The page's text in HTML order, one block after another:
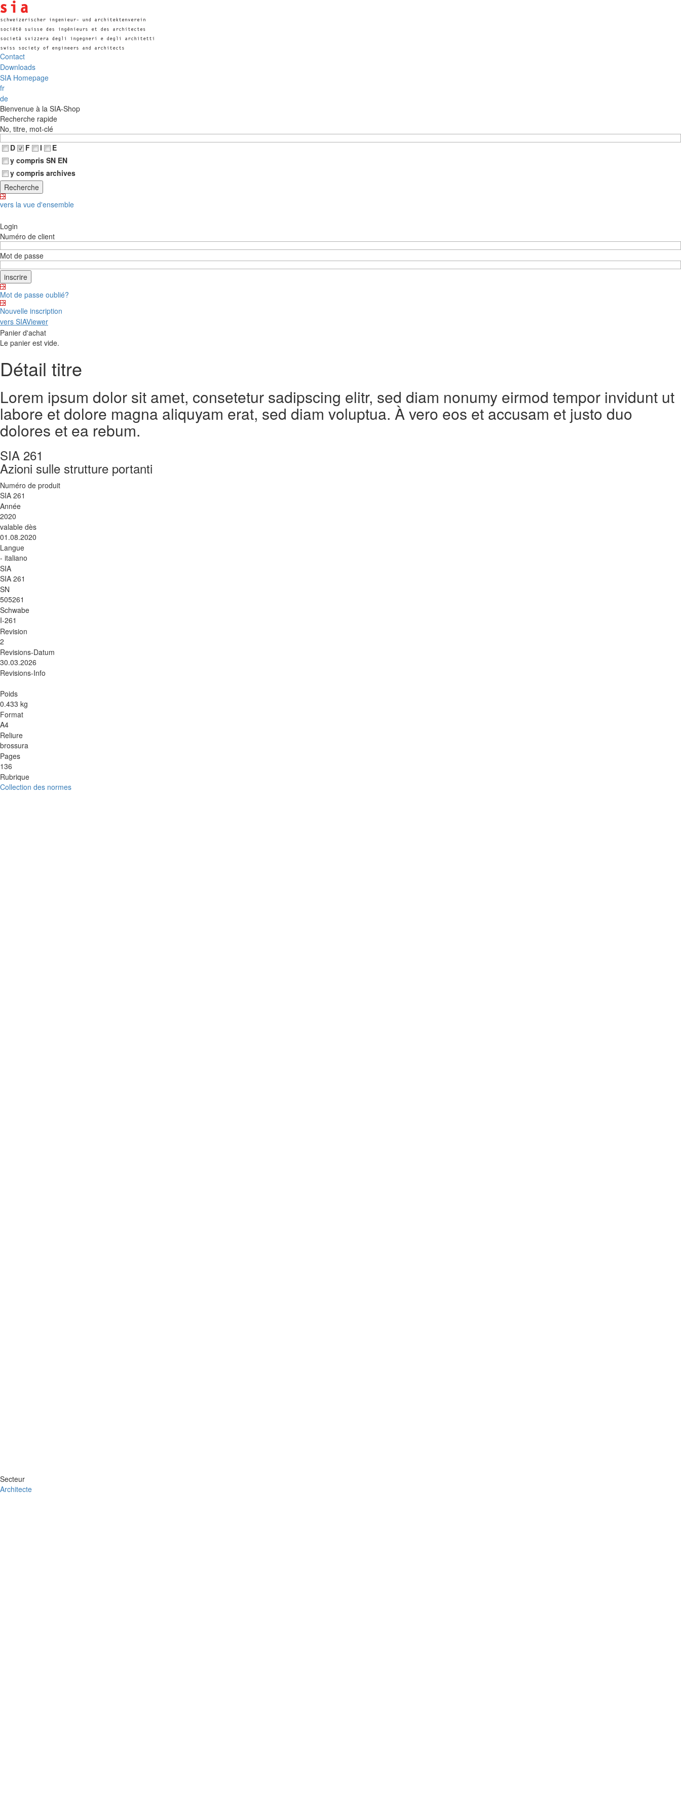
Contact
Downloads
SIA Homepage
fr
de
Bienvenue à la SIA-Shop
Recherche rapide
No, titre, mot-clé
D
F I
E
y compris SN EN
y compris archives
vers la vue d'ensemble
Login
Numéro de client
Mot de passe
Mot de passe oublié?
Nouvelle inscription
vers SIAViewer
Panier d'achat
Le panier est vide.
Détail titre
Lorem ipsum dolor sit amet, consetetur sadipscing elitr, sed diam nonumy eirmod tempor invidunt ut
labore et dolore magna aliquyam erat, sed diam voluptua. À vero eos et accusam et justo duo
dolores et ea rebum.
SIA 261
Azioni sulle strutture portanti
Numéro de produit
SIA 261
Année
2020
valable dès
01.08.2020
Langue
- italiano
SIA
SIA 261
SN
505261
Schwabe
I-261
Revision
2
Revisions-Datum
30.03.2026
Revisions-Info
Poids
0.433 kg
Format
A4
Reliure
brossura
Pages
136
Rubrique
Collection des normes
Secteur
Architecte